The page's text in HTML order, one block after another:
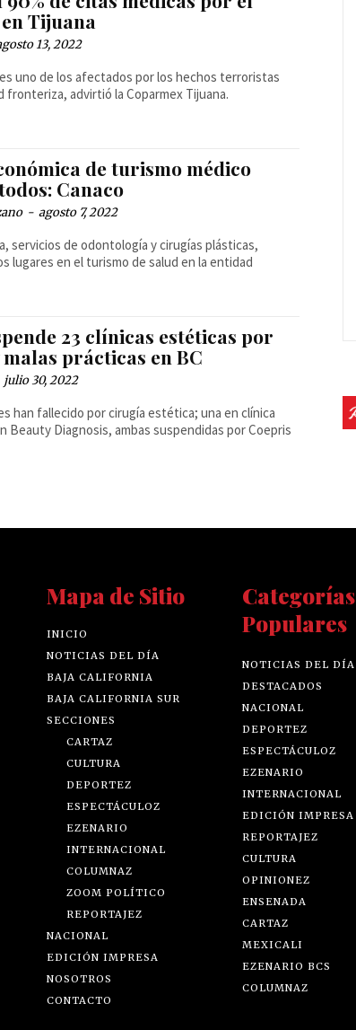
Tijuana
13, 2022
uno de los afectados por los hechos terroristas
fronteriza, advirtió la Coparmex Tijuana.
de turismo médico
Canaco
- agosto 7, 2022
servicios de odontología y cirugías plásticas,
lugares en el turismo de salud en la entidad
23 clínicas estéticas por
malas prácticas en BC
julio 30, 2022
han fallecido por cirugía estética; una en clínica
Beauty Diagnosis, ambas suspendidas por Coepris
Mapa de Sitio
INICIO
NOTICIAS DEL DÍA
BAJA CALIFORNIA
BAJA CALIFORNIA SUR
SECCIONES
CARTAZ
CULTURA
DEPORTEZ
ESPECTÁCULOZ
EZENARIO
INTERNACIONAL
COLUMNAZ
ZOOM POLÍTICO
REPORTAJEZ
NACIONAL
EDICIÓN IMPRESA
NOSOTROS
CONTACTO
Categorías
Populares
NOTICIAS DEL DÍA
DESTACADOS
NACIONAL
DEPORTEZ
ESPECTÁCULOZ
EZENARIO
INTERNACIONAL
EDICIÓN IMPRESA
REPORTAJEZ
CULTURA
OPINIONEZ
ENSENADA
CARTAZ
MEXICALI
EZENARIO BCS
COLUMNAZ